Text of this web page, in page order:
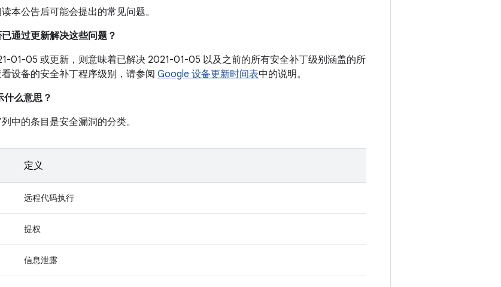
本公告后可能会提出的常见问题。
通过更新解决这些问题？
01-05 或更新，则意味着已解决 2021-01-05 以及之前的所有安全补丁级别涵盖的所
设备的安全补丁程序级别，请参阅 Google 设备更新时间表中的说明。
么意思？
中的条目是安全漏洞的分类。
定义
远程代码执行
提权
信息泄露